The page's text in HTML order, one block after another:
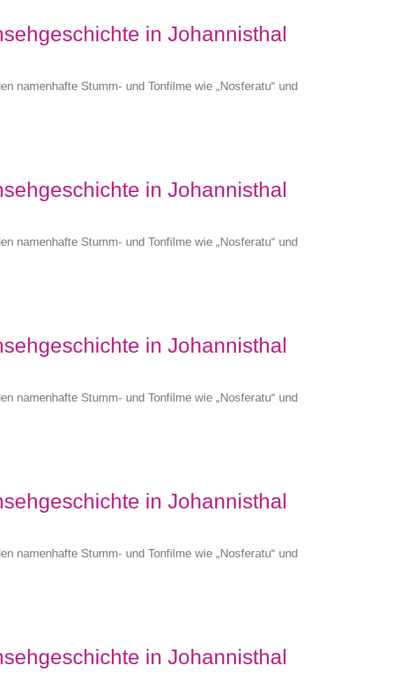
in Johannisthal
namenhafte Stumm- und Tonfilme wie „Nosferatu“ und
in Johannisthal
namenhafte Stumm- und Tonfilme wie „Nosferatu“ und
in Johannisthal
namenhafte Stumm- und Tonfilme wie „Nosferatu“ und
in Johannisthal
namenhafte Stumm- und Tonfilme wie „Nosferatu“ und
in Johannisthal